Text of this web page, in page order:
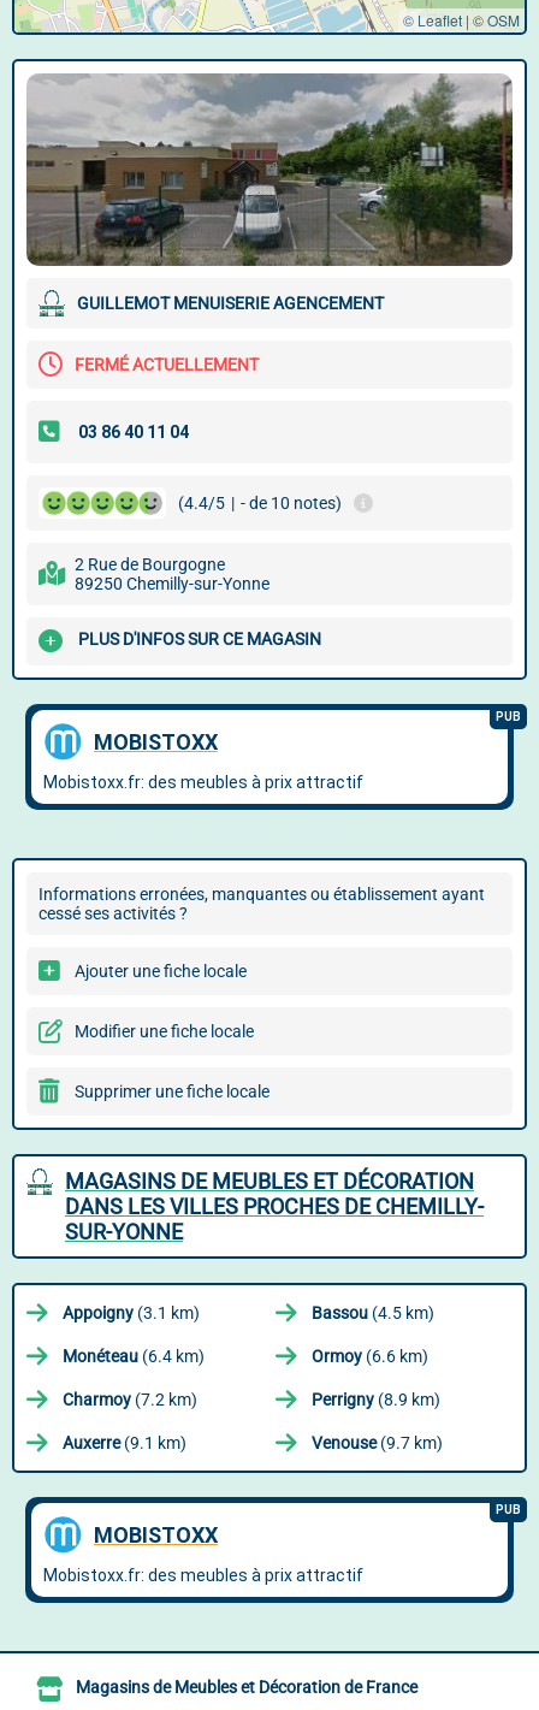
© Leaflet| ©OSM
GUILLEMOT MENUISERIE AGENCEMENT
FERMÉ ACTUELLEMENT
(4.4/5 | - de 10 notes)
2 Rue de Bourgogne
89250 Chemilly-sur-Yonne
PLUS D'INFOS SUR CE MAGASIN
Informations erronées, manquantes ou établissement ayant
cessé ses activités ?
Ajouter une fiche locale
Modifier une fiche locale
Supprimer une fiche locale
MAGASINS DE MEUBLES ET DÉCORATION
DANS LES VILLES PROCHES DE CHEMILLY-
SUR-YONNE
Appoigny (3.1 km) Bassou (4.5 km)
Monéteau (6.4 km) Ormoy (6.6 km)
Charmoy (7.2 km) Perrigny (8.9 km)
Auxerre(9.1 km) Venouse(9.7 km)
Magasins de Meubles et Décoration de France